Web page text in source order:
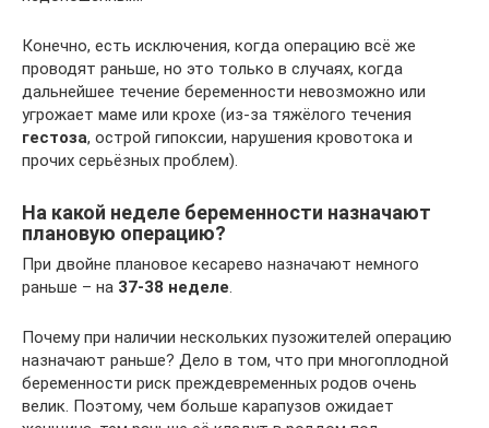
Конечно, есть исключения, когда операцию всё же
проводят раньше, но это только в случаях, когда
дальнейшее течение беременности невозможно или
угрожает маме или крохе (из-за тяжёлого течения
гестоза, острой гипоксии, нарушения кровотока и
прочих серьёзных проблем).
На какой неделе беременности назначают
плановую операцию?
При двойне плановое кесарево назначают немного
раньше – на 37-38 неделе.
Почему при наличии нескольких пузожителей операцию
назначают раньше? Дело в том, что при многоплодной
беременности риск преждевременных родов очень
велик. Поэтому, чем больше карапузов ожидает